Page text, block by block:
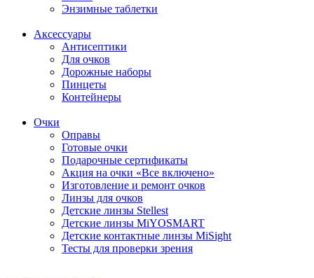
Энзимные таблетки
Аксессуары
Антисептики
Для очков
Дорожные наборы
Пинцеты
Контейнеры
Очки
Оправы
Готовые очки
Подарочные сертификаты
Акция на очки «Все включено»
Изготовление и ремонт очков
Линзы для очков
Детские линзы Stellest
Детские линзы MiYOSMART
Детские контактные линзы MiSight
Тесты для проверки зрения